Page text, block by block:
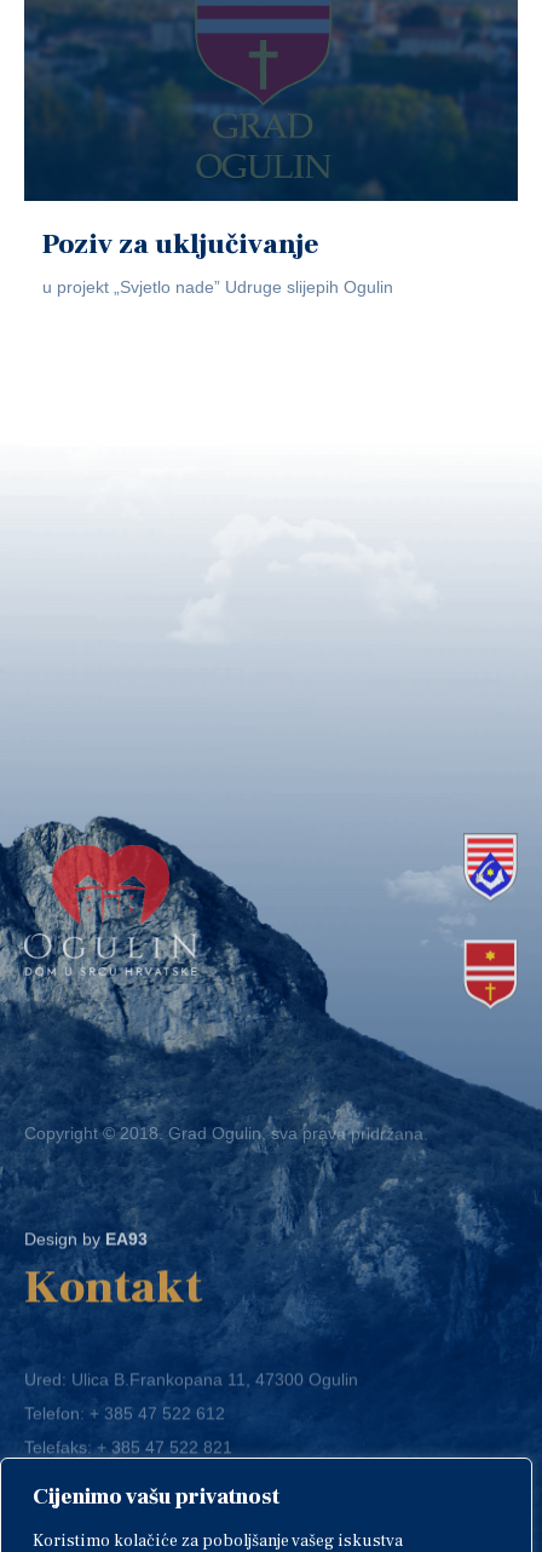
Cijenimo vašu privatnost
Koristimo kolačiće za poboljšanje vašeg iskustva
Poziv za uključivanje
u projekt „Svjetlo nade” Udruge slijepih Ogulin
Copyright © 2018. Grad Ogulin, sva prava pridržana.
Design by EA93
Kontakt
Ured: Ulica B.Frankopana 11, 47300 Ogulin
Telefon:+ 385 47 522 612
Telefaks: + 385 47 522 821
E-mail:grad-ogulin@ogulin.hr